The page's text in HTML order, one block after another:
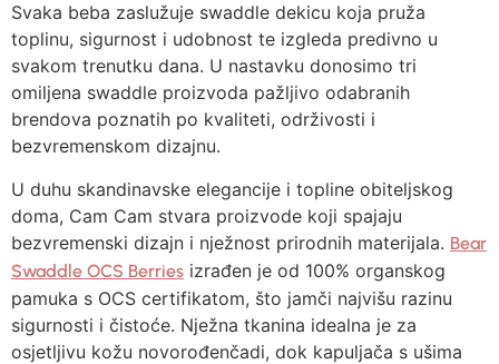
Svaka beba zaslužuje swaddle dekicu koja pruža
toplinu, sigurnost i udobnost te izgleda predivno u
svakom trenutku dana. U nastavku donosimo tri
omiljena swaddle proizvoda pažljivo odabranih
brendova poznatih po kvaliteti, održivosti i
bezvremenskom dizajnu.
U duhu skandinavske elegancije i topline obiteljskog
doma, Cam Cam stvara proizvode koji spajaju
bezvremenski dizajn i nježnost prirodnih materijala. Bear
Swaddle OCS Berries izrađen je od 100% organskog
pamuka s OCS certifikatom, što jamči najvišu razinu
sigurnosti i čistoće. Nježna tkanina idealna je za
osjetljivu kožu novorođenčadi, dok kapuljača s ušima